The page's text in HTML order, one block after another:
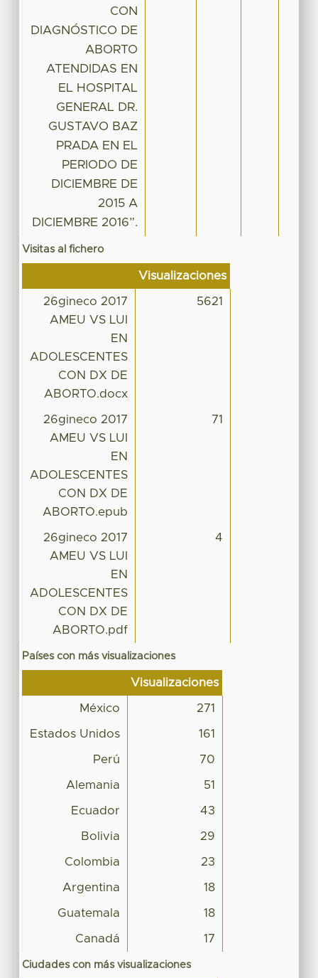
CON
DIAGNÓSTICO DE
ABORTO
ATENDIDAS EN
EL HOSPITAL
GENERAL DR.
GUSTAVO BAZ
PRADA EN EL
PERIODO DE
DICIEMBRE DE
2015 A
DICIEMBRE 2016”.
Visitas al fichero
Visualizaciones
26gineco 2017
AMEU VS LUI
EN
ADOLESCENTES
CON DX DE
ABORTO.docx
5621
26gineco 2017
AMEU VS LUI
EN
ADOLESCENTES
CON DX DE
ABORTO.epub
71
26gineco 2017
AMEU VS LUI
EN
ADOLESCENTES
CON DX DE
ABORTO.pdf
4
Países con más visualizaciones
Visualizaciones
México 271
Estados Unidos 161
Perú 70
Alemania 51
Ecuador 43
Bolivia 29
Colombia 23
Argentina 18
Guatemala 18
Canadá 17
Ciudades con más visualizaciones